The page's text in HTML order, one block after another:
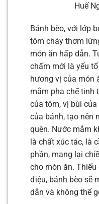
Huế
Bánh bèo, với lớp
tôm cháy thơm
món ăn hấp dẫn.
chấm mới là yếu
hương vị của món
mắm pha chế tinh
của tôm, vị bùi
của bánh, tạo nên
quên. Nước mắm
là chất xúc tác, là
phần, mang lại
cho món ăn.
điệu, bánh bèo sẽ
dẫn và không thể